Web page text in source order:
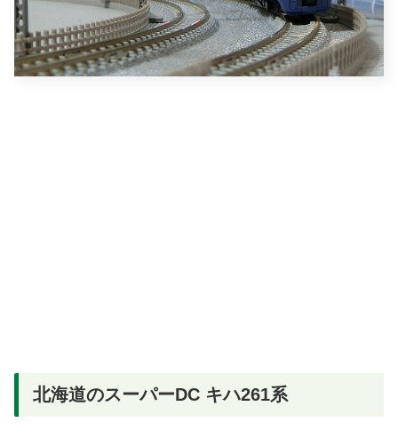
北海道のスーパーDC キハ261系